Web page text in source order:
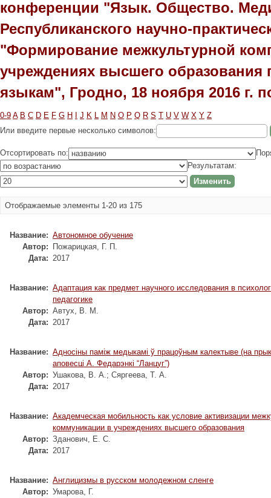
конференции "Язык. Общество.
Республиканского научно-
"Формирование межкультурной
учреждениях высшего образования
языкам", Гродно, 18 ноября 2016 г.
0-9 A B C D E F G H J K L M N O P Q R S T U V W X Y Z
Или введите первые несколько символов:
Отсортировать по:
Результатам:
Отображаемые элементы 1-20 из 175
Название: Автономное обучение
Автор:
Пожарицкая, Г. П.
Дата: 2017
Название: Адаптация как предмет научного исследования в
педагогике
Автор: Автух, В. М.
Дата: 2017
Название: Адносіны паміж медыкамі ў працоўным калектыве (на
аповесці А. Федарэнкі “Ланцуг”)
Автор: Ушакова, В. А.; Сяргеева, Т. А.
Дата: 2017
Название: Академческая мобильность как условие активизации
коммуникации в учреждениях высшего образования
Автор: Зданович, Е. С.
Дата: 2017
Название: Англицизмы в русском молодежном сленге
Автор: Умарова, Г.